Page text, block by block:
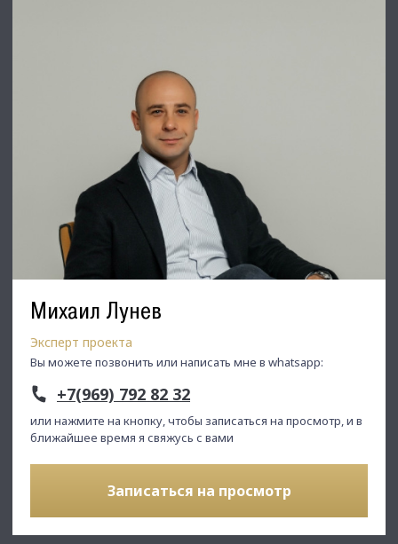
Михаил Лунев
Эксперт проекта
Вы можете позвонить или написать мне в whatsapp:
+7(969) 792 82 32
или нажмите на кнопку, чтобы записаться на просмотр, и в
ближайшее время я свяжусь с вами
Записаться на просмотр